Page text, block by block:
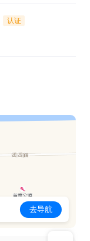
认证
去导航